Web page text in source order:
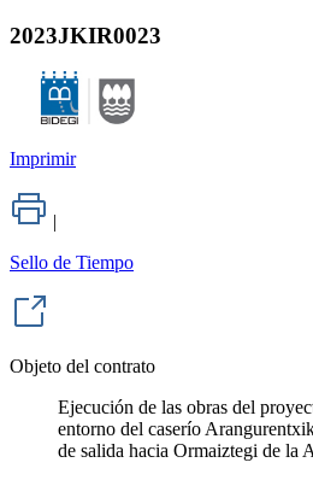
2023JKIR0023
Imprimir
|
Sello de Tiempo
Objeto del contrato
Ejecución de las obras del
entorno del caserío
de salida hacia Ormaiztegi de la